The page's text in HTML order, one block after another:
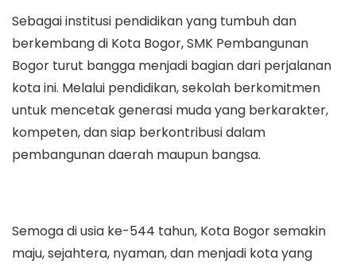
Sebagai institusi pendidikan yang tumbuh dan
berkembang di Kota Bogor, SMK Pembangunan
Bogor turut bangga menjadi bagian dari perjalanan
kota ini. Melalui pendidikan, sekolah berkomitmen
untuk mencetak generasi muda yang berkarakter,
kompeten, dan siap berkontribusi dalam
pembangunan daerah maupun bangsa.
Semoga di usia ke-544 tahun, Kota Bogor semakin
maju, sejahtera, nyaman, dan menjadi kota yang